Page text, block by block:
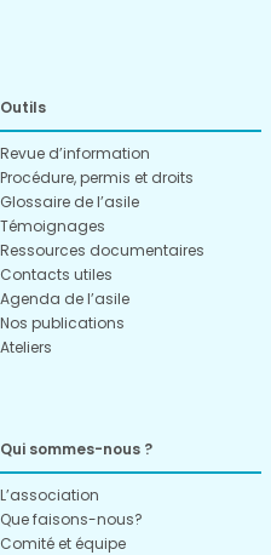
Outils
Revue d’information
Procédure, permis et droits
Glossaire de l’asile
Témoignages
Ressources documentaires
Contacts utiles
Agenda de l’asile
Nos publications
Ateliers
Qui sommes-nous ?
L’association
Que faisons-nous?
Comité et équipe